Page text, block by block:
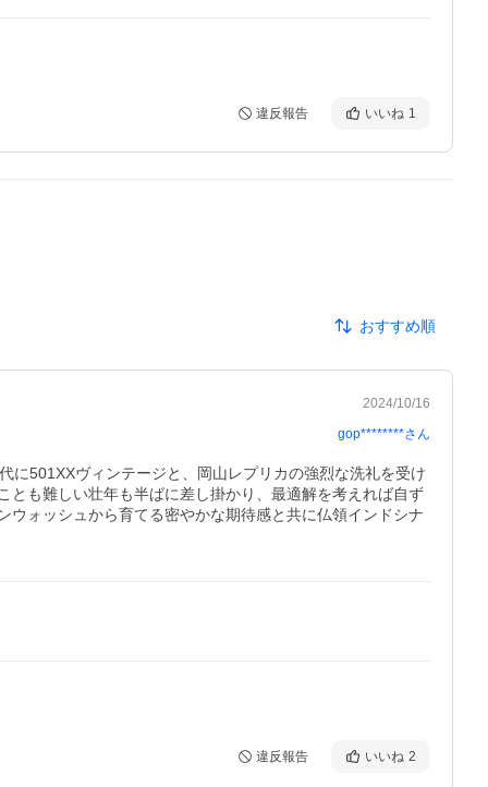
違反報告 いいね 1
おすすめ順
2024/10/16
gop********さん
に501XXヴィンテージと、岡山レプリカの強烈な洗礼を受け
も難しい壮年も半ばに差し掛かり、最適解を考えれば自ず
ォッシュから育てる密やかな期待感と共に仏領インドシナ
違反報告 いいね 2